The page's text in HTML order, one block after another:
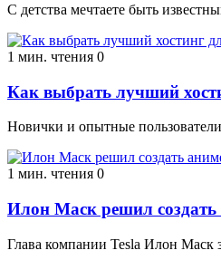
С детства мечтаете быть
1 мин. чтения 0
Как выбрать лучший
Новички и опытные
1 мин. чтения 0
Илон Маск решил создать
Глава компании Tesla Илон Маск